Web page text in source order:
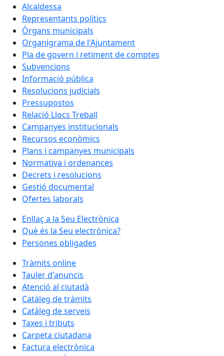
Alcaldessa
Representants polítics
Òrgans municipals
Organigrama de l'Ajuntament
Pla de govern i retiment de comptes
Subvencions
Informació pública
Resolucions judicials
Pressupostos
Relació Llocs Treball
Campanyes institucionals
Recursos econòmics
Plans i campanyes municipals
Normativa i ordenances
Decrets i resolucions
Gestió documental
Ofertes laborals
Enllaç a la Seu Electrònica
Què és la Seu electrònica?
Persones obligades
Tràmits online
Tauler d'anuncis
Atenció al ciutadà
Catàleg de tràmits
Catàleg de serveis
Taxes i tributs
Carpeta ciutadana
Factura electrònica